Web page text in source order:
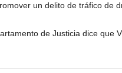
un delito de tráfico de
de Justicia dice que